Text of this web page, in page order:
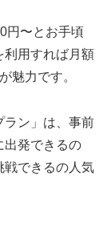
円〜とお手頃
利用すれば月額
魅力です。
ラン」は、事前
出発できるの
戦できるの人気